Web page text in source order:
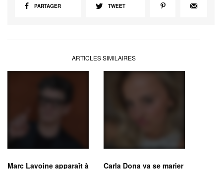
PARTAGER TWEET
ARTICLES SIMILAIRES
Marc Lavoine apparaît à
Carla Dona va se marier